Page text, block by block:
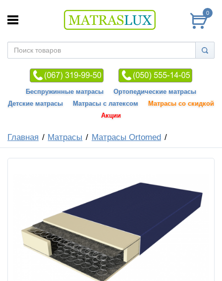
0
Беспружинные матрасы
Ортопедические матрасы
Детские матрасы
Матрасы с латексом
Матрасы со скидкой
Акции
Главная Матрасы Матрасы Ortomed